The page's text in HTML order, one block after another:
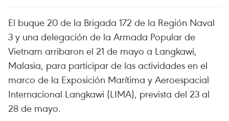
El buque 20 de la Brigada 172 de la Región Naval
3 y una delegación de la Armada Popular de
Vietnam arribaron el 21 de mayo a Langkawi,
Malasia, para participar de las actividades en el
marco de la Exposición Marítima y Aeroespacial
Internacional Langkawi (LIMA), prevista del 23 al
28 de mayo.